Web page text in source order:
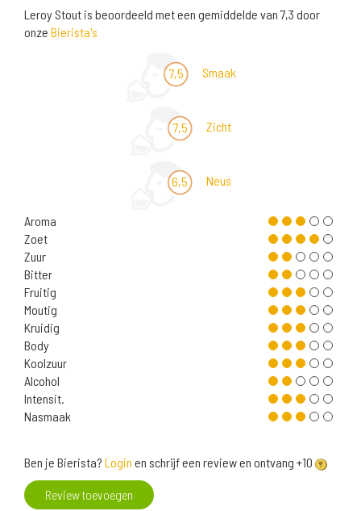
Leroy Stout is beoordeeld met een gemiddelde van 7,3 door
onze Bierista's
7,5 Smaak
7,5 Zicht
6,5 Neus
Aroma
Zoet
Zuur
Bitter
Fruitig
Moutig
Kruidig
Body
Koolzuur
Alcohol
Intensit.
Nasmaak
Ben je Bierista? Login en schrijf een review en ontvang +10
Review toevoegen